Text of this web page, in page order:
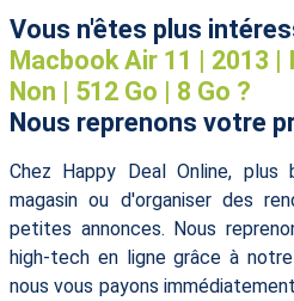
Vous n'êtes plus
Macbook Air 11 | 2013 |
Non | 512 Go | 8 Go ?
Nous reprenons votre
Chez Happy Deal Online,
magasin ou d'organiser des
petites annonces. Nous
high-tech en ligne grâce à notre
nous vous payons